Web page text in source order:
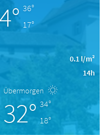
36°
17°
0.1 l/m²
14h
Übermorgen
32° 34°
18°